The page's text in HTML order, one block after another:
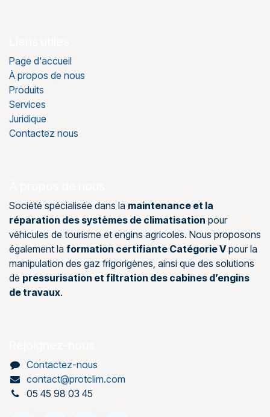
Page d'accueil
À propos de nous
Produits
Services
Juridique
Contactez nous
Société spécialisée dans la maintenance et la
réparation des systèmes de climatisation pour
véhicules de tourisme et engins agricoles. Nous proposons
également la formation certifiante Catégorie Vpour la
manipulation des gaz frigorigènes, ainsi que des solutions
de pressurisation et filtration des cabines d’engins
de travaux.
Contactez-nous
contact@protclim.com
05 45 98 03 45